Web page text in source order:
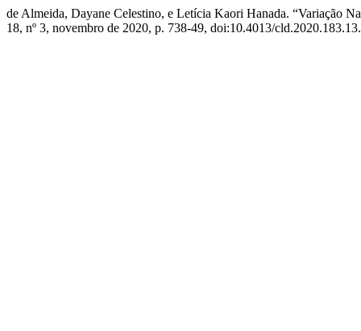
de Almeida, Dayane Celestino, e Letícia Kaori Hanada. “Variação
18, nº 3, novembro de 2020, p. 738-49, doi:10.4013/cld.2020.183.13.